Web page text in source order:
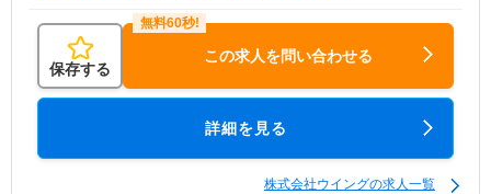
保存する
この求人を問い合わせる
詳細を見る
株式会社ウイングの求人一覧